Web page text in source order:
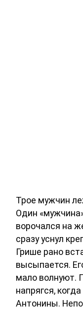
Трое мужчин
Один
ворочался на
сразу уснул
Грише рано
высыпается.
мало волнуют.
напрягся,
Антонины.